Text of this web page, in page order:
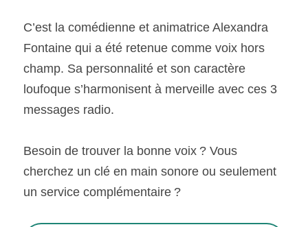
C’est la comédienne et animatrice Alexandra
Fontaine qui a été retenue comme voix hors
champ. Sa personnalité et son caractère
loufoque s’harmonisent à merveille avec ces 3
messages radio.
Besoin de trouver la bonne voix ? Vous
cherchez un clé en main sonore ou seulement
un service complémentaire ?